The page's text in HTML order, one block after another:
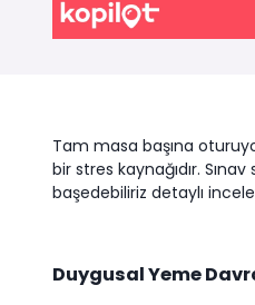
Tam masa başına
bir stres kaynağıdır.
başedebiliriz detaylı
Duygusal Yeme